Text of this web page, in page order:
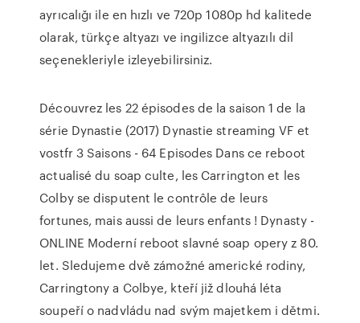
ayrıcalığı ile en hızlı ve 720p 1080p hd kalitede
olarak, türkçe altyazı ve ingilizce altyazılı dil
seçenekleriyle izleyebilirsiniz.
Découvrez les 22 épisodes de la saison 1 de la
série Dynastie (2017) Dynastie streaming VF et
vostfr 3 Saisons - 64 Episodes Dans ce reboot
actualisé du soap culte, les Carrington et les
Colby se disputent le contrôle de leurs
fortunes, mais aussi de leurs enfants ! Dynasty -
ONLINE Moderní reboot slavné soap opery z 80.
let. Sledujeme dvě zámožné americké rodiny,
Carringtony a Colbye, kteří již dlouhá léta
soupeří o nadvládu nad svým majetkem i dětmi.